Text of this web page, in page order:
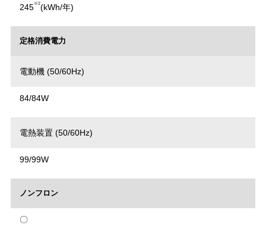
245※2(kWh/年)
定格消費電力
電動機 (50/60Hz)
84/84W
電熱装置 (50/60Hz)
99/99W
ノンフロン
〇